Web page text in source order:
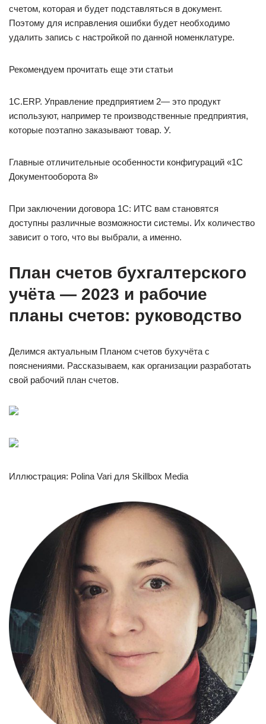
счетом, которая и будет подставляться в документ.
Поэтому для исправления ошибки будет необходимо
удалить запись с настройкой по данной номенклатуре.
Рекомендуем прочитать еще эти статьи
1С.ERP. Управление предприятием 2— это продукт
используют, например те производственные предприятия,
которые поэтапно заказывают товар. У.
Главные отличительные особенности конфигураций «1С
Документооборота 8»
При заключении договора 1С: ИТС вам становятся
доступны различные возможности системы. Их количество
зависит о того, что вы выбрали, а именно.
План счетов бухгалтерского
учёта — 2023 и рабочие
планы счетов: руководство
Делимся актуальным Планом счетов бухучёта с
пояснениями. Рассказываем, как организации разработать
свой рабочий план счетов.
Иллюстрация: Polina Vari для Skillbox Media